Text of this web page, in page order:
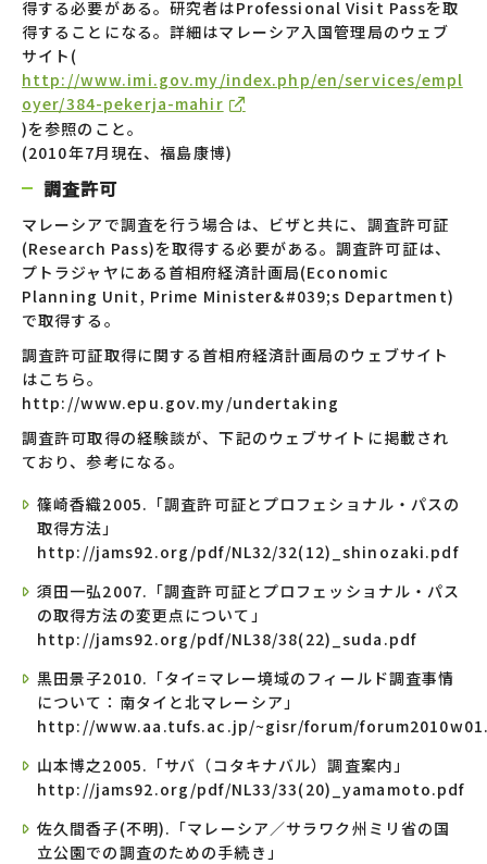
得する必要がある。研究者はProfessional Visit Passを取
得することになる。詳細はマレーシア入国管理局のウェブ
サイト(
http://www.imi.gov.my/index.php/en/services/empl
oyer/384-pekerja-mahir
)を参照のこと。
(2010年7月現在、福島康博)
調査許可
マレーシアで調査を行う場合は、ビザと共に、調査許可証
(Research Pass)を取得する必要がある。調査許可証は、
プトラジャヤにある首相府経済計画局(Economic
Planning Unit, Prime Minister&#039;s Department)
で取得する。
調査許可証取得に関する首相府経済計画局のウェブサイト
はこちら。
http://www.epu.gov.my/undertaking
調査許可取得の経験談が、下記のウェブサイトに掲載され
ており、参考になる。
篠崎香織2005.「調査許可証とプロフェショナル・パスの
取得方法」
http://jams92.org/pdf/NL32/32(12)_shinozaki.pdf
須田一弘2007.「調査許可証とプロフェッショナル・パス
の取得方法の変更点について」
http://jams92.org/pdf/NL38/38(22)_suda.pdf
黒田景子2010.「タイ=マレー境域のフィールド調査事情
について：南タイと北マレーシア」
http://www.aa.tufs.ac.jp/~gisr/forum/
山本博之2005.「サバ（コタキナバル）調査案内」
http://jams92.org/pdf/NL33/33(20)_yamamoto.pdf
佐久間香子(不明).「マレーシア／サラワク州ミリ省の国
立公園での調査のための手続き」